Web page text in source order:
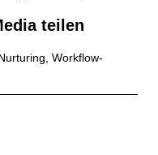
teilen
Workflow-